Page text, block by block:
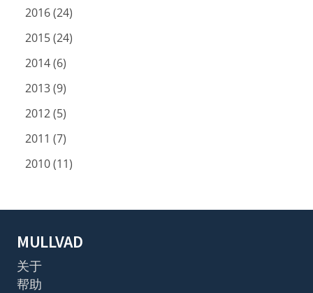
2016 (24)
2015 (24)
2014 (6)
2013 (9)
2012 (5)
2011 (7)
2010 (11)
MULLVAD
关于
帮助